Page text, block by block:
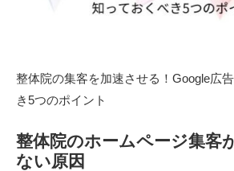
整体院の集客を加速させる！Google広
き5つのポイント
整体院のホームページ集客
ない原因